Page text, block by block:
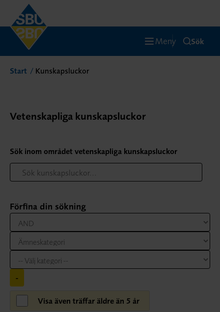
Meny Sök
Start Kunskapsluckor
Vetenskapliga kunskapsluckor
Sök inom området vetenskapliga kunskapsluckor
Förfina din sökning
-
Visa även träffar äldre än 5 år